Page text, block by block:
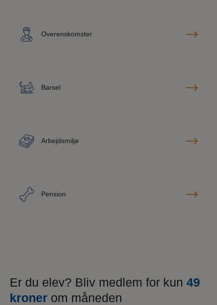
Overenskomster
Barsel
Arbejdsmiljø
Pension
Er du elev? Bliv medlem for kun 49
kroner om måneden